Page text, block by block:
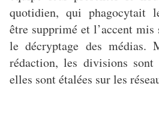
quotidien, qui phagocytait
être supprimé et l’accent
le décryptage des médias.
rédaction, les divisions
elles sont étalées sur les